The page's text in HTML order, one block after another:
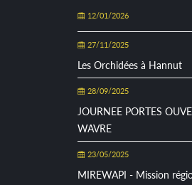
12/01/2026
27/11/2025
Les Orchidées à Hannut
28/09/2025
JOURNEE PORTES
WAVRE
23/05/2025
MIREWAPI - Mission